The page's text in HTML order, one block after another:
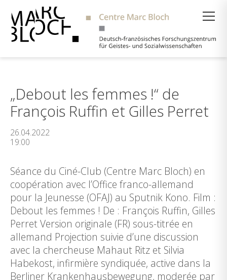
„Debout les femmes !“ de
François Ruffin et Gilles Perret
26.04.2022
19:00
Séance du Ciné-Club (Centre Marc Bloch) en
coopération avec l’Office franco-allemand
pour la Jeunesse (OFAJ) au Sputnik Kono. Film :
Debout les femmes ! De : François Ruffin, Gilles
Perret Version originale (FR) sous-titrée en
allemand Projection suivie d’une discussion
avec la chercheuse Mahaut Ritz et Silvia
Habekost, infirmière syndiquée, active dans la
Berliner Krankenhausbewegung, moderée par